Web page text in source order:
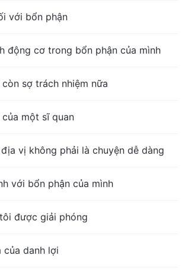
với bổn phận
động cơ trong bổn phận của mình
sợ trách nhiệm nữa
của một sĩ quan
vị không phải là chuyện dễ dàng
với bổn phận của mình
được giải phóng
của danh lợi